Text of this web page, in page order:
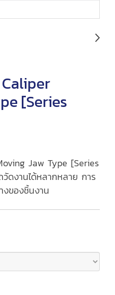
[Series
Jaw Type [Series
ดงานได้หลากหลาย การ
งของชิ้นงาน